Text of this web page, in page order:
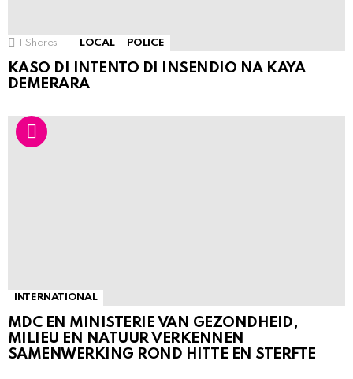
Shares LOCAL POLICE
KASO DI INTENTO DI INSENDIO NA KAYA
DEMERARA
INTERNATIONAL
MDC EN MINISTERIE VAN GEZONDHEID,
MILIEU EN NATUUR VERKENNEN
SAMENWERKING ROND HITTE EN STERFTE